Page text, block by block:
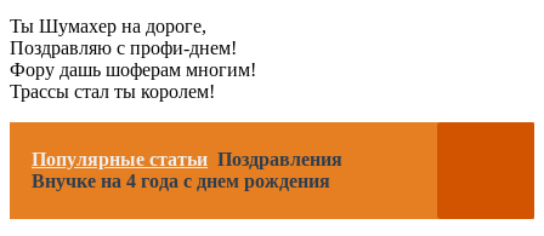
Ты Шумахер на дороге,
Поздравляю с профи-днем!
Фору дашь шоферам многим!
Трассы стал ты королем!
Популярные статьи Поздравления
Внучке на 4 года с днем рождения